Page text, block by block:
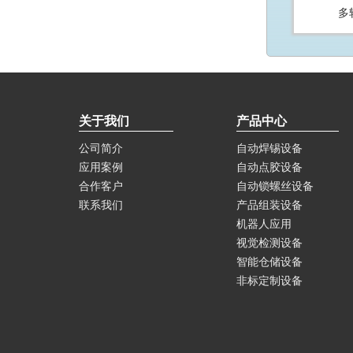
多
关于我们
公司简介
应用案例
合作客户
联系我们
产品中心
自动焊锡设备
自动点胶设备
自动锁螺丝设备
产品组装设备
机器人应用
视觉检测设备
智能仓储设备
非标定制设备